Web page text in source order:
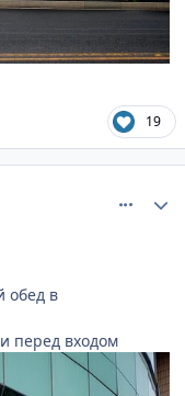
19
обед в
перед входом